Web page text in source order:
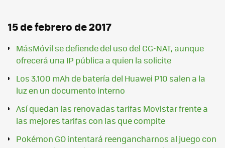
15 de febrero de 2017
MásMóvil se defiende del uso del CG-NAT, aunque
ofrecerá una IP pública a quien la solicite
Los 3.100 mAh de batería del Huawei P10 salen a la
luz en un documento interno
Así quedan las renovadas tarifas Movistar frente a
las mejores tarifas con las que compite
Pokémon GO intentará reengancharnos al juego con